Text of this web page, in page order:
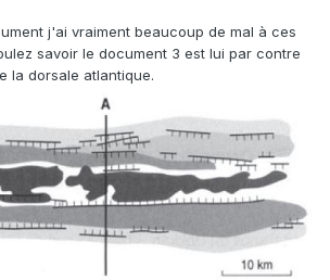
j'ai vraiment beaucoup de mal à ces
savoir le document 3 est lui par contre
la dorsale atlantique.